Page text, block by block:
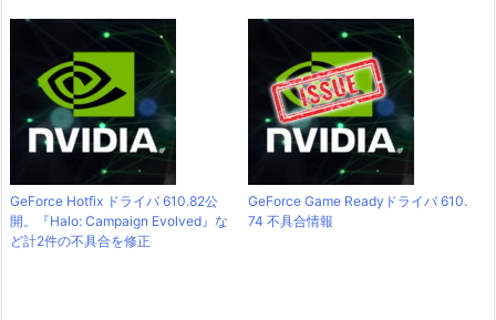
GeForce Hotfix ドライバ 610.82公
開。『Halo: Campaign Evolved』な
ど計2件の不具合を修正
GeForce Game Readyドライバ 610.
74 不具合情報